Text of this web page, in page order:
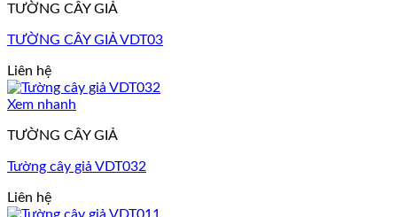
TƯỜNG CÂY GIẢ
TƯỜNG CÂY GIẢ VDT03
Liên hệ
Xem nhanh
TƯỜNG CÂY GIẢ
Tường cây giả VDT032
Liên hệ